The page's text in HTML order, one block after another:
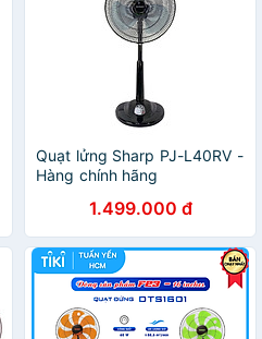
Quạt lửng Sharp PJ-L40RV -
Hàng chính hãng
1.499.000 đ